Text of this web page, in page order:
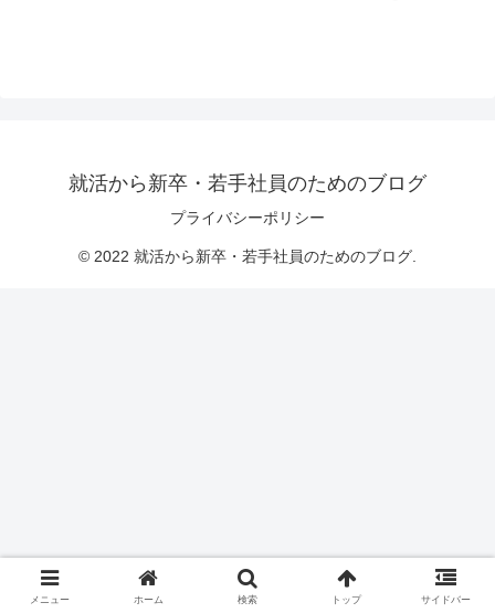
就活から新卒・若手社員のためのブログ
プライバシーポリシー
© 2022 就活から新卒・若手社員のためのブログ.
メニュー ホーム 検索 トップ サイドバー